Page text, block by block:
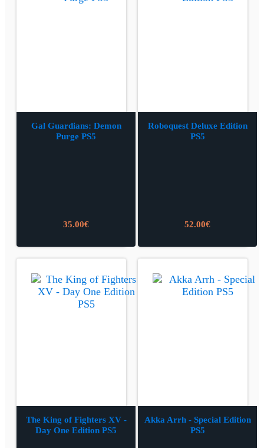
Gal Guardians: Demon
Purge PS5
35.00€
Roboquest Deluxe Edition
PS5
52.00€
The King of Fighters XV -
Day One Edition PS5
Akka Arrh - Special Edition
PS5